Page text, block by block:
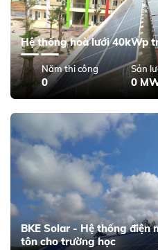
Hệ thống hoà lưới 40kWp
Năm thi công
0
Sản
0
BKE Solar - Hệ thống
tôn cho trường học